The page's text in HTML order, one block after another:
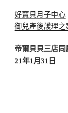
好寶貝月子中心
御兒產後護理之
帝爾貝貝三店同
21年1月31日